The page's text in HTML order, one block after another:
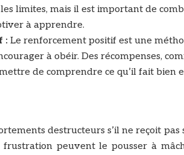
limites, mais il est important de
à apprendre.
: Le renforcement positif est une
à obéir. Des récompenses,
de comprendre ce qu’il fait bien
destructeurs s’il ne reçoit pas
peuvent le pousser à